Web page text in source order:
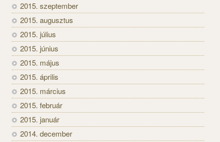
2015. szeptember
2015. augusztus
2015. július
2015. június
2015. május
2015. április
2015. március
2015. február
2015. január
2014. december